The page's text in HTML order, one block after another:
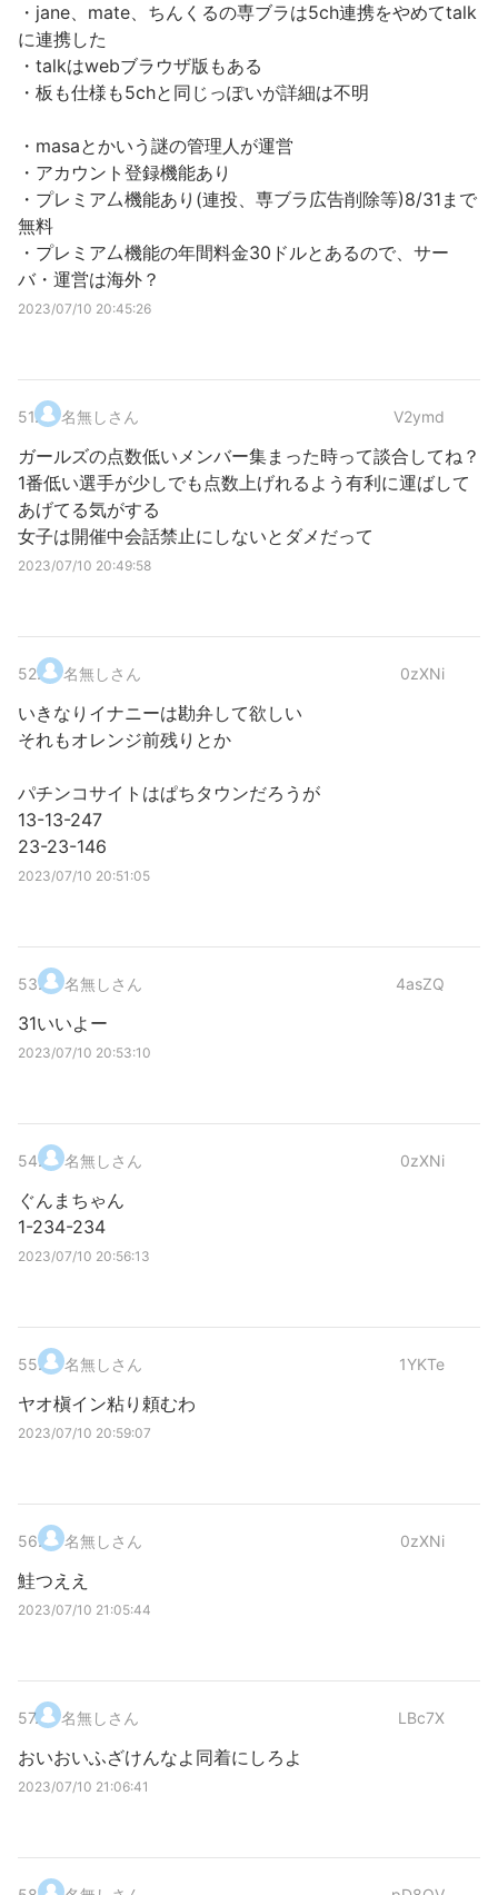
・jane、mate、ちんくるの専ブラは5ch連携をやめてtalk
に連携した
・talkはwebブラウザ版もある
・板も仕様も5chと同じっぽいが詳細は不明
・masaとかいう謎の管理人が運営
・アカウント登録機能あり
・プレミア厶機能あり(連投、専ブラ広告削除等)8/31まで
無料
・プレミア厶機能の年間料金30ドルとあるので、サー
バ・運営は海外？
2023/07/10 20:45:26
51. 名無しさん V2ymd
ガールズの点数低いメンバー集まった時って談合してね？
1番低い選手が少しでも点数上げれるよう有利に運ばして
あげてる気がする
女子は開催中会話禁止にしないとダメだって
2023/07/10 20:49:58
52. 名無しさん 0zXNi
いきなりイナニーは勘弁して欲しい
それもオレンジ前残りとか
パチンコサイトはぱちタウンだろうが
13-13-247
23-23-146
2023/07/10 20:51:05
53. 名無しさん 4asZQ
31いいよー
2023/07/10 20:53:10
54. 名無しさん 0zXNi
ぐんまちゃん
1-234-234
2023/07/10 20:56:13
55. 名無しさん 1YKTe
ヤオ槇イン粘り頼むわ
2023/07/10 20:59:07
56. 名無しさん 0zXNi
鮭つええ
2023/07/10 21:05:44
57. 名無しさん LBc7X
おいおいふざけんなよ同着にしろよ
2023/07/10 21:06:41